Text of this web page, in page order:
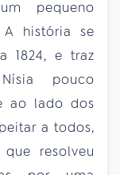
pequeno
A história se
1824, e traz
pouco
ao lado dos
a todos,
resolveu